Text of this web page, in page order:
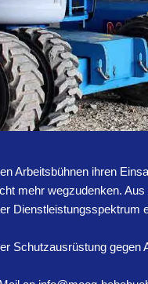
Arbeitsbühnen ihren
mehr wegzudenken.
Dienstleistungsspektrum
Schutzausrüstung gegen